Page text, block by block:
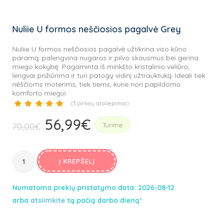
Nuliie U formos neščiosios pagalvė Grey
Nuliie U formos neščiosios pagalvė užtikrina viso kūno
paramą, palengvina nugaros ir pilvo skausmus bei gerina
miego kokybę. Pagaminta iš minkšto kristalinio veliūro,
lengvai prižiūrima ir turi patogų vidinį užtrauktuką. Ideali tiek
nėščioms moterims, tiek tiems, kurie nori papildomo
komforto miegui.
)
(3 pirkėjų atsiliepimai)
70,00€ Original
was:
70,00€.
56,99€ Current
is:
56,99€.
Turime
Į KREPŠELĮ
Numatoma prekių pristatymo data: 2026-08-12
arba atsiimkite tą pačią darbo dieną*